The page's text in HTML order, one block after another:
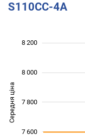
S110CC-4A
Середня ціна 7 400
7 600
7 800
8 000
8 200